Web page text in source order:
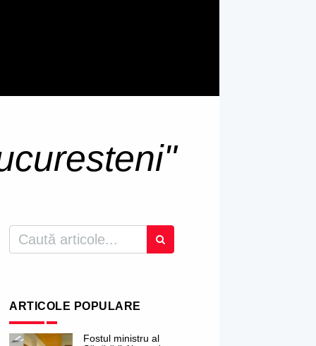
ARTICOLE POPULARE
Fostul ministru al